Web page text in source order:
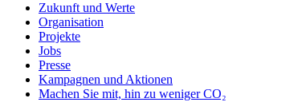
Zukunft und Werte
Organisation
Projekte
Jobs
Presse
Kampagnen und Aktionen
Machen Sie mit, hin zu weniger CO₂